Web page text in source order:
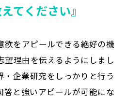
てください』
欲をアピールできる絶好の機
望理由を伝えるようにしまし
・企業研究をしっかりと行う
答と強いアピールが可能にな